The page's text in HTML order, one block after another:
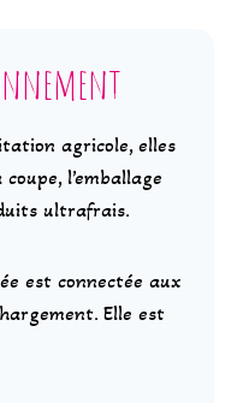
agricole, elles
l’emballage
ultrafrais.
est connectée aux
Elle est